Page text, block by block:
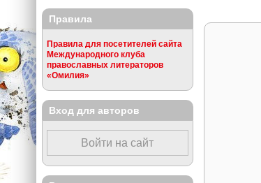
Правила
Правила для посетителей сайта
Международного клуба
православных литераторов
«Омилия»
Вход для авторов
Войти на сайт